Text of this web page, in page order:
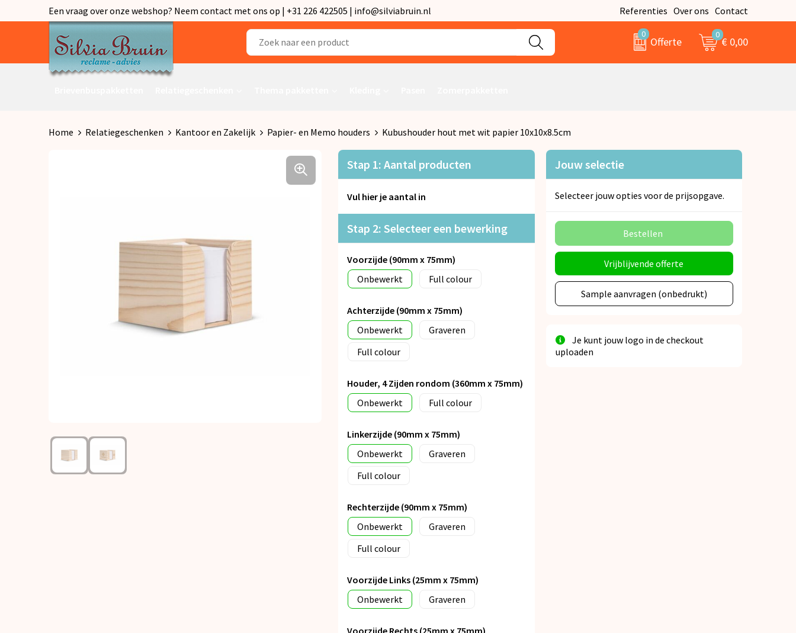
Een vraag over onze webshop? Neem contact met ons op | +31 226 422505 | info@silviabruin.nl Referenties Over ons Contact
0
Offerte
0
€ 0,00
Home Relatiegeschenken Kantoor en Zakelijk Papier- en Memo houders Kubushouder hout met wit papier 10x10x8.5cm
Stap 1: Aantal producten
Vul hier je aantal in
Stap 2: Selecteer een bewerking
Voorzijde (90mm x 75mm)
Onbewerkt
Full colour
Achterzijde (90mm x 75mm)
Onbewerkt
Graveren
Full colour
Houder, 4 Zijden rondom (360mm x 75mm)
Onbewerkt
Full colour
Linkerzijde (90mm x 75mm)
Onbewerkt
Graveren
Full colour
Rechterzijde (90mm x 75mm)
Onbewerkt
Graveren
Full colour
Voorzijde Links (25mm x 75mm)
Onbewerkt
Graveren
Voorzijde Rechts (25mm x 75mm)
Jouw selectie
Selecteer jouw opties voor de prijsopgave.
Bestellen
Vrijblijvende offerte
Sample aanvragen (onbedrukt)
Je kunt jouw logo in de checkout
uploaden